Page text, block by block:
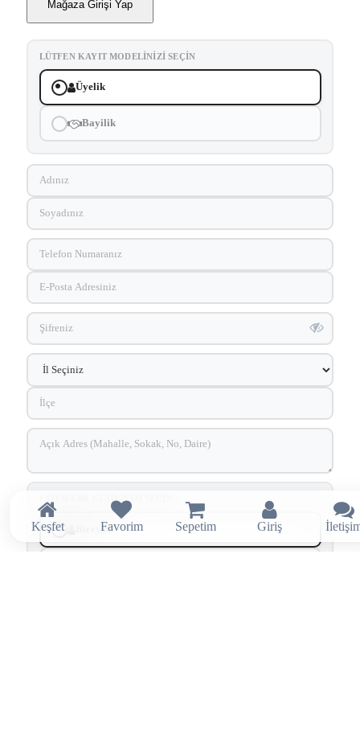
Mağaza Girişi Yap
LÜTFEN KAYIT MODELINIZI SEÇIN
Üyelik
Bayilik
FATURA BILGI TIPINIZI SEÇIN
Bireysel
Keşfet Favorim Sepetim Giriş